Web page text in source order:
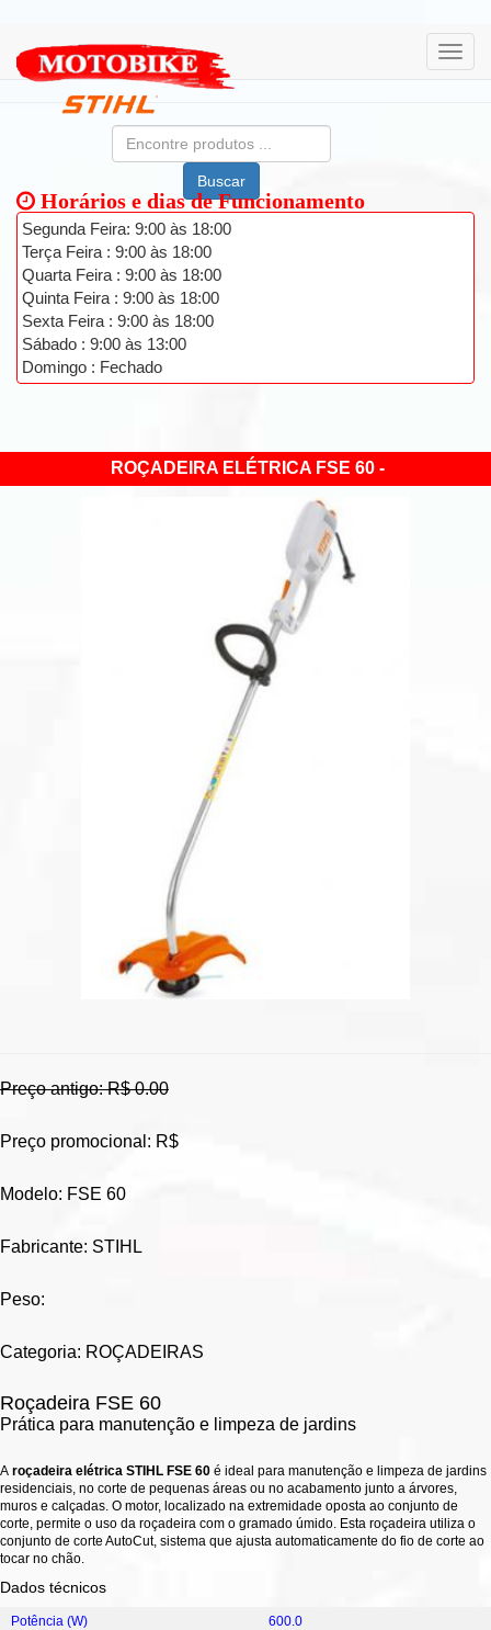
Buscar
Horários e dias de Funcionamento
Segunda Feira: 9:00 às 18:00
Terça Feira : 9:00 às 18:00
Quarta Feira : 9:00 às 18:00
Quinta Feira : 9:00 às 18:00
Sexta Feira : 9:00 às 18:00
Sábado : 9:00 às 13:00
Domingo : Fechado
ROÇADEIRA ELÉTRICA FSE 60 -
Preço antigo: R$ 0.00
Preço promocional: R$
Modelo: FSE 60
Fabricante: STIHL
Peso:
Categoria: ROÇADEIRAS
Roçadeira FSE 60
Prática para manutenção e limpeza de jardins
A roçadeira elétrica STIHL FSE 60 é ideal para manutenção e limpeza de jardins
residenciais, no corte de pequenas áreas ou no acabamento junto a árvores,
muros e calçadas. O motor, localizado na extremidade oposta ao conjunto de
corte, permite o uso da roçadeira com o gramado úmido. Esta roçadeira utiliza o
conjunto de corte AutoCut, sistema que ajusta automaticamente do fio de corte ao
tocar no chão.
Dados técnicos
Potência (W)
600.0